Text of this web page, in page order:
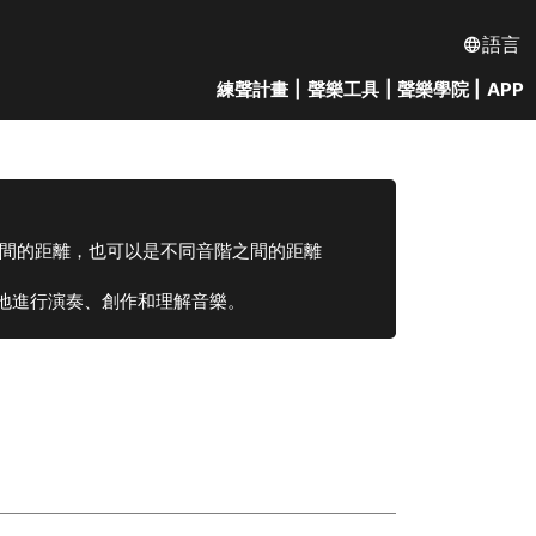
語言
練聲計畫 聲樂工具 聲樂學院 APP
的距離，也可以是不同音階之間的距離
行演奏、創作和理解音樂。